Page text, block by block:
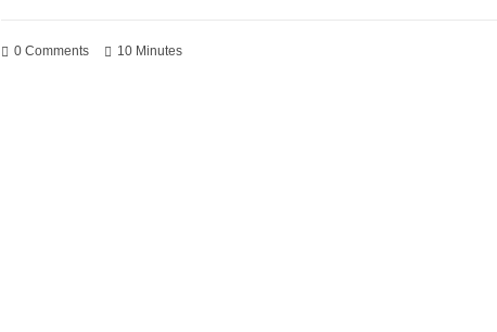
0 Comments 10 Minutes